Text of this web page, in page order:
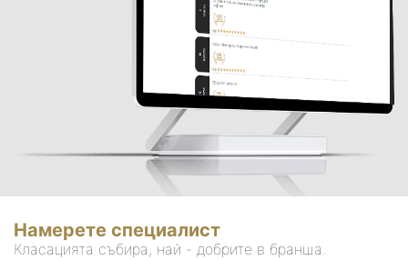
Намерете специалист
Класацията събира, най - добрите в бранша.